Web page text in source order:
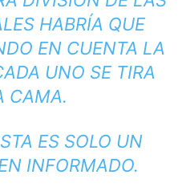
HABRÍA QUE
EN CUENTA LA
UNO SE TIRA
CAMA.
ES SOLO UN
INFORMADO.